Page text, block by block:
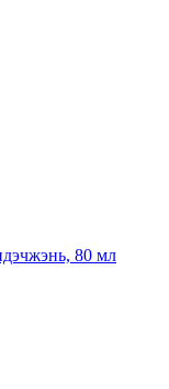
80 мл